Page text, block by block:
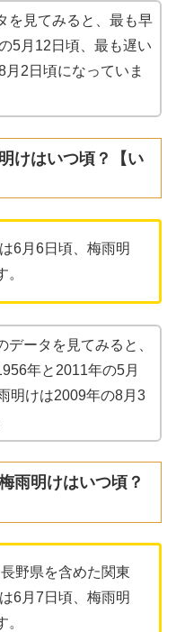
を見てみると、最も早
5月12日頃、最も遅い
2日頃になっていま
けはいつ頃？【い
6月6日頃、梅雨明
データを見てみると、
年と2011年の5月
明けは2009年の8月3
雨明けはいつ頃？
野県を含めた関東
6月7日頃、梅雨明